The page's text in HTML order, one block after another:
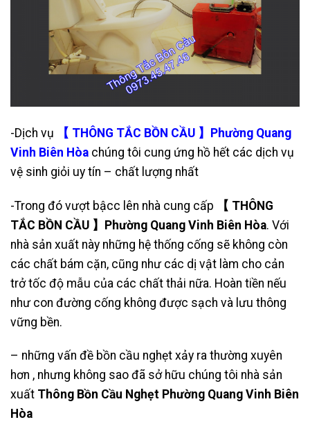
-Dịch vụ
【 THÔNG TẮC BỒN CẦU 】Phường Quang
Vinh Biên Hòa chúng tôi cung ứng hồ hết các dịch vụ
vệ sinh giỏi uy tín – chất lượng nhất
-Trong đó vượt bậcc lên nhà cung cấp
【 THÔNG
TẮC BỒN CẦU 】Phường Quang Vinh Biên Hòa. Với
nhà sản xuất này những hệ thống cống sẽ không còn
các chất bám cặn, cũng như các dị vật làm cho cản
trở tốc độ mẫu của các chất thải nữa. Hoàn tiền nếu
như con đường cống không được sạch và lưu thông
vững bền.
– những vấn đề bồn cầu nghẹt xảy ra thường xuyên
hơn , nhưng không sao đã sở hữu chúng tôi nhà sản
xuất Thông Bồn Cầu Nghẹt Phường Quang Vinh Biên
Hòa